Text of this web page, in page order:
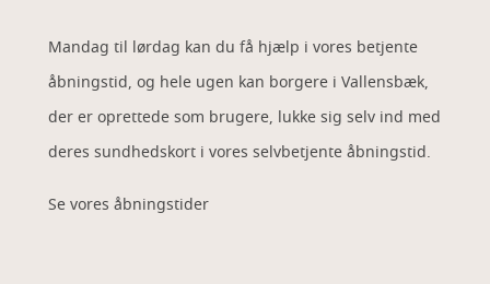
Mandag til lørdag kan du få hjælp i vores betjente
åbningstid, og hele ugen kan borgere i Vallensbæk,
der er oprettede som brugere, lukke sig selv ind med
deres sundhedskort i vores selvbetjente åbningstid.
Se vores åbningstider